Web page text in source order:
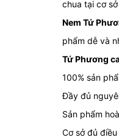
chua tại cơ
Nem Tứ
phẩm dễ và
Tứ Phương
100% sản
Đầy đủ
Sản phẩm
Cơ sở đủ